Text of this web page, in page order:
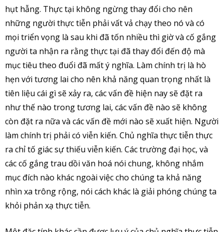
hụt hẫng. Thực tại không ngừng thay đổi cho nên
những người thực tiễn phải vất vả chạy theo nó và có
mọi triển vọng là sau khi đã tốn nhiều thì giờ và cố gắng
người ta nhận ra rằng thực tại đã thay đổi đến độ mà
mục tiêu theo đuổi đã mất ý nghĩa. Làm chính trị là hò
hẹn với tương lai cho nên khả năng quan trọng nhất là
tiên liệu cái gì sẽ xảy ra, các vấn đề hiện nay sẽ đặt ra
như thế nào trong tương lai, các vấn đề nào sẽ không
còn đặt ra nữa và các vấn đề mới nào sẽ xuất hiện. Người
làm chính trị phải có viễn kiến. Chủ nghĩa thực tiễn thực
ra chỉ tố giác sự thiếu viễn kiến. Các trường đại học, và
các cố gắng trau dồi văn hoá nói chung, không nhắm
mục đích nào khác ngoài việc cho chúng ta khả năng
nhìn xa trông rộng, nói cách khác là giải phóng chúng ta
khỏi phản xạ thực tiễn.